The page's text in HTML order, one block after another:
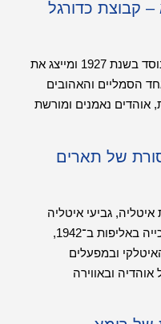
קבוצת כדורגל
מועדון הכדורגל רומא (AS Roma) נוסד בשנת 1927 ומייצג את
הסמליים והאהובים
אוהדים נאמנים ומורשת
של תארים
גביעי איטליה
ותארים אירופיים. השיאים כוללים זכייה באליפות ב־1942,
האיטלקי ובמפעלים
ובאווירה